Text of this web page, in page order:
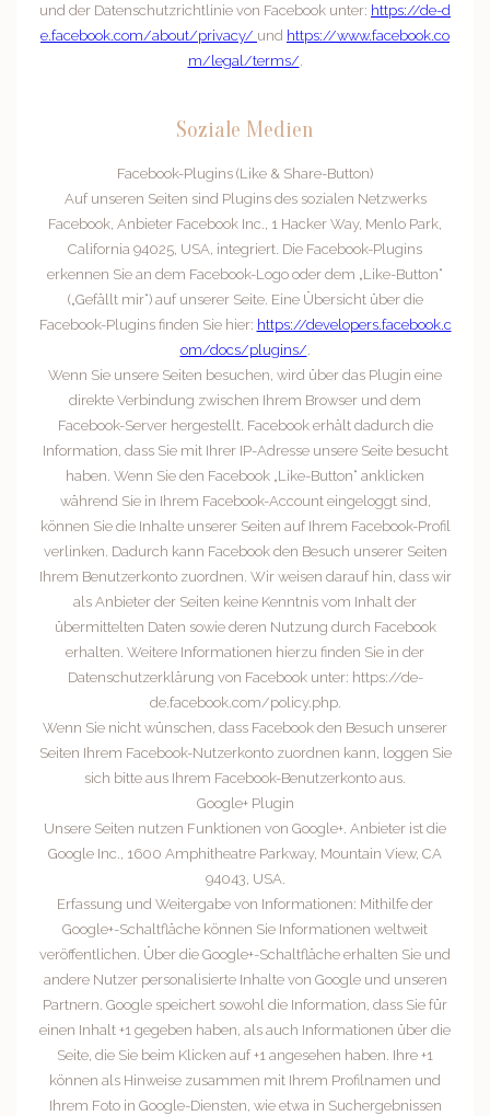
und der Datenschutzrichtlinie von Facebook unter: https://de-d
e.facebook.com/about/privacy­/ und https://www.facebook.co
m/legal/terms/
Soziale Medien
Facebook-Plugins (Like & Share-Button)
Auf unseren Seiten sind Plugins des sozialen Netzwerks
Facebook, Anbieter Facebook Inc., 1 Hacker Way, Menlo Park,
California 94025, USA, integriert. Die Facebook-Plugins
erkennen Sie an dem Facebook-Logo oder dem „Like-Button“
(„Gefällt mir“) auf unserer Seite. Eine Übersicht über die
Facebook-Plugins finden Sie hier: https://developers.facebook.c
om/docs/plugins/
Wenn Sie unsere Seiten besuchen, wird über das Plugin eine
direkte Verbindung zwischen Ihrem Browser und dem
Facebook-Server hergestellt. Facebook erhält dadurch die
Information, dass Sie mit Ihrer IP-Adresse unsere Seite besucht
haben. Wenn Sie den Facebook „Like-Button“ anklicken
während Sie in Ihrem Facebook-Account eingeloggt sind,
können Sie die Inhalte unserer Seiten auf Ihrem Facebook-Profil
verlinken. Dadurch kann Facebook den Besuch unserer Seiten
Ihrem Benutzerkonto zuordnen. Wir weisen darauf hin, dass wir
als Anbieter der Seiten keine Kenntnis vom Inhalt der
übermittelten Daten sowie deren Nutzung durch Facebook
erhalten. Weitere Informationen hierzu finden Sie in der
Datenschutzerklärung von Facebook unter: https://de-
de.facebook.com/policy.php.
Wenn Sie nicht wünschen, dass Facebook den Besuch unserer
Seiten Ihrem Facebook-Nutzerkonto zuordnen kann, loggen Sie
sich bitte aus Ihrem Facebook-Benutzerkonto aus.
Google+ Plugin
Unsere Seiten nutzen Funktionen von Google+. Anbieter ist die
Google Inc., 1600 Amphitheatre Parkway, Mountain View, CA
94043, USA.
Erfassung und Weitergabe von Informationen: Mithilfe der
Google+-Schaltfläche können Sie Informationen weltweit
veröffentlichen. Über die Google+-Schaltfläche erhalten Sie und
andere Nutzer personalisierte Inhalte von Google und unseren
Partnern. Google speichert sowohl die Information, dass Sie für
einen Inhalt +1 gegeben haben, als auch Informationen über die
Seite, die Sie beim Klicken auf +1 angesehen haben. Ihre +1
können als Hinweise zusammen mit Ihrem Profilnamen und
Ihrem Foto in Google-Diensten, wie etwa in Suchergebnissen